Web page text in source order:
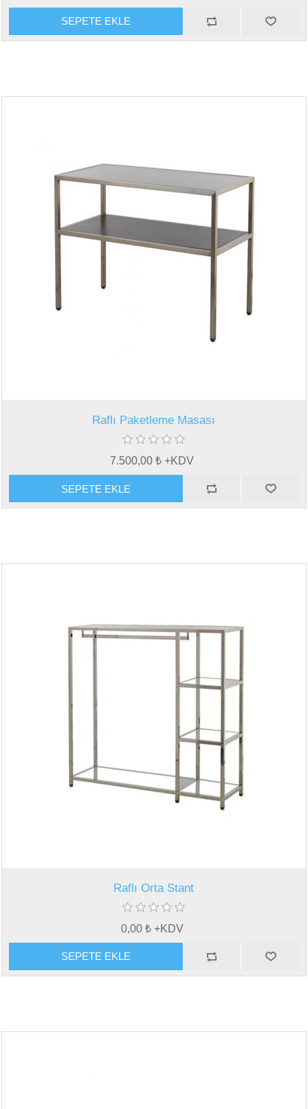
Raflı Paketleme Masası
7.500,00 ₺ +KDV
Raflı Orta Stant
0,00 ₺ +KDV